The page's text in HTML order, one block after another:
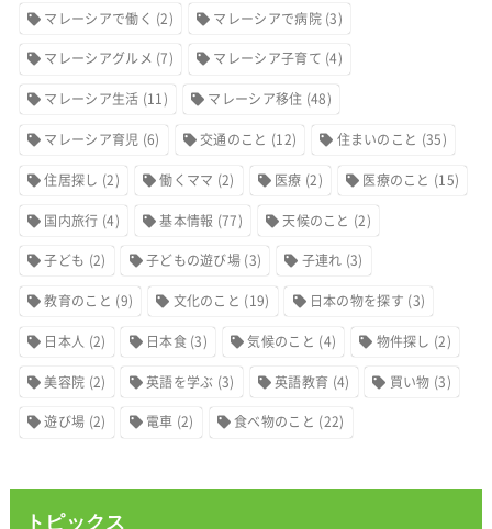
マレーシアで働く (2) マレーシアで病院(3)
マレーシアグルメ (7) マレーシア子育て (4)
マレーシア生活 (11) マレーシア移住 (48)
マレーシア育児 (6) 交通のこと (12) 住まいのこと (35)
住居探し (2) 働くママ (2) 医療 (2) 医療のこと (15)
国内旅行 (4) 基本情報 (77) 天候のこと (2)
子ども (2) 子どもの遊び場 (3) 子連れ (3)
教育のこと (9) 文化のこと (19) 日本の物を探す (3)
日本人 (2) 日本食(3) 気候のこと (4) 物件探し (2)
美容院 (2) 英語を学ぶ (3) 英語教育 (4) 買い物 (3)
遊び場 (2) 電車 (2) 食べ物のこと (22)
トピックス